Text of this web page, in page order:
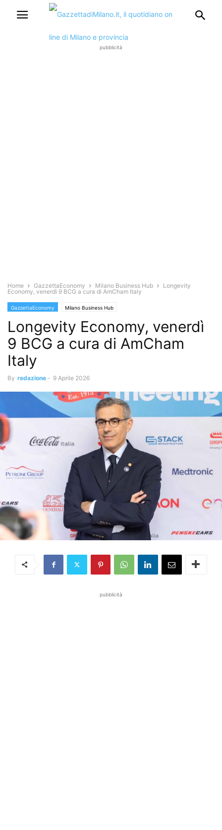
pubblicità
Home GazzettaEconomy Milano Business Hub
Longevity
Economy, venerdì 9 BCG a cura di AmCham Italy
GazzettaEconomy Milano Business Hub
Longevity Economy, venerdì
9 BCG a cura di AmCham
Italy
By redazione - 9 Aprile 2026
pubblicità